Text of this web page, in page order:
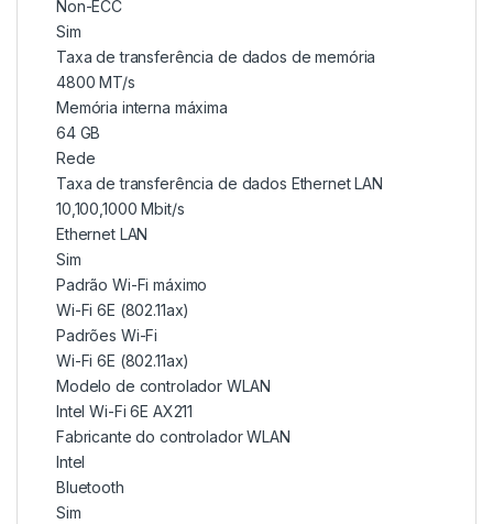
Non-ECC
Sim
Taxa de transferência de dados de memória
4800 MT/s
Memória interna máxima
64 GB
Rede
Taxa de transferência de dados Ethernet LAN
10,100,1000 Mbit/s
Ethernet LAN
Sim
Padrão Wi-Fi máximo
Wi-Fi 6E (802.11ax)
Padrões Wi-Fi
Wi-Fi 6E (802.11ax)
Modelo de controlador WLAN
Intel Wi-Fi 6E AX211
Fabricante do controlador WLAN
Intel
Bluetooth
Sim